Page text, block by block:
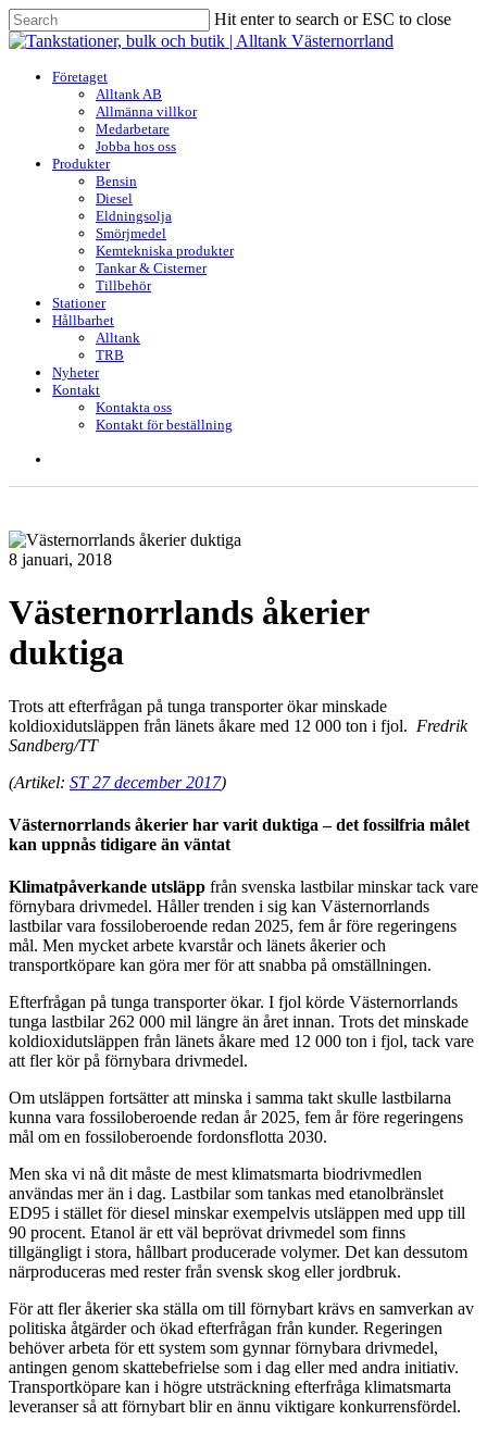
Skip
to
content
Hit enter to search or ESC to close
Close
search
Menu
Företaget
Alltank AB
Allmänna villkor
Medarbetare
Jobba hos oss
Produkter
Bensin
Diesel
Eldningsolja
Smörjmedel
Kemtekniska produkter
Tankar & Cisterner
Tillbehör
Stationer
Hållbarhet
Alltank
TRB
Nyheter
Kontakt
Kontakta oss
Kontakt för beställning
8 januari, 2018
Västernorrlands åkerier
duktiga
Trots att efterfrågan på tunga transporter ökar minskade
koldioxidutsläppen från länets åkare med 12 000 ton i fjol. Fredrik
Sandberg/TT
(Artikel: ST 27 december 2017)
Västernorrlands åkerier har varit duktiga – det fossilfria målet
kan uppnås tidigare än väntat
Klimatpåverkande utsläpp från svenska lastbilar minskar tack vare
förnybara drivmedel. Håller trenden i sig kan Västernorrlands
lastbilar vara fossiloberoende redan 2025, fem år före regeringens
mål. Men mycket arbete kvarstår och länets åkerier och
transportköpare kan göra mer för att snabba på omställningen.
Efterfrågan på tunga transporter ökar. I fjol körde Västernorrlands
tunga lastbilar 262 000 mil längre än året innan. Trots det minskade
koldioxidutsläppen från länets åkare med 12 000 ton i fjol, tack vare
att fler kör på förnybara drivmedel.
Om utsläppen fortsätter att minska i samma takt skulle lastbilarna
kunna vara fossiloberoende redan år 2025, fem år före regeringens
mål om en fossiloberoende fordonsflotta 2030.
Men ska vi nå dit måste de mest klimatsmarta biodrivmedlen
användas mer än i dag. Lastbilar som tankas med etanolbränslet
ED95 i stället för diesel minskar exempelvis utsläppen med upp till
90 procent. Etanol är ett väl beprövat drivmedel som finns
tillgängligt i stora, hållbart producerade volymer. Det kan dessutom
närproduceras med rester från svensk skog eller jordbruk.
För att fler åkerier ska ställa om till förnybart krävs en samverkan av
politiska åtgärder och ökad efterfrågan från kunder. Regeringen
behöver arbeta för ett system som gynnar förnybara drivmedel,
antingen genom skattebefrielse som i dag eller med andra initiativ.
Transportköpare kan i högre utsträckning efterfråga klimatsmarta
leveranser så att förnybart blir en ännu viktigare konkurrensfördel.